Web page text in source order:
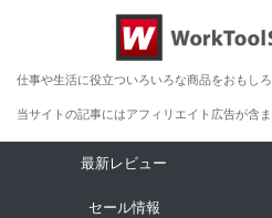
仕事や生活に役立ついろいろな商品をおもし
当サイトの記事にはアフィリエイト広告が含ま
最新レビュー
セール情報